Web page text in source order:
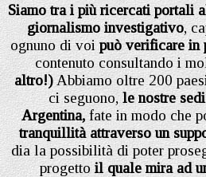
Siamo tra i più ricercati portali
giornalismo investigativo,
ognuno di voipuò verificare in
contenuto consultando i
altro!)Abbiamo oltre 200
ci seguono,le nostre
Argentina,fate in modo che
tranquillità attraverso un
dia la possibilità di poter
progettoil quale mira ad